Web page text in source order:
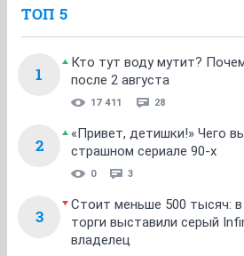
ТОП 5
1
Кто тут воду мутит?
после 2 августа
17 411 28
2
«Привет, детишки!» Чего
страшном сериале 90-х
0 3
3
Стоит меньше 500 тысяч:
торги выставили серый
владелец